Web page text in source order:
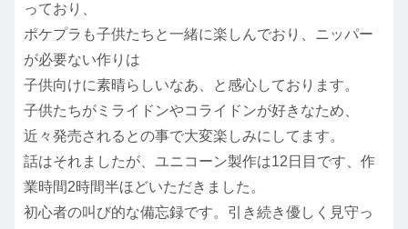
っており、
ポケプラも子供たちと一緒に楽しんでおり、ニッパー
が必要ない作りは
子供向けに素晴らしいなあ、と感心しております。
子供たちがミライドンやコライドンが好きなため、
近々発売されるとの事で大変楽しみにしてます。
話はそれましたが、ユニコーン製作は12日目です、作
業時間2時間半ほどいただきました。
初心者の叫び的な備忘録です。引き続き優しく見守っ